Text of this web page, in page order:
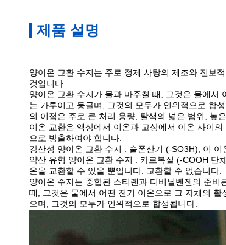
제품 설명
양이온 교환 수지는 주로 정제 사탕의 제조와 진보
것입니다.
양이온 교환 수지가 물과 마주칠 때, 그것은 물에서
는 가루이고 둥글며, 그것의 모두가 인위적으로 합
의 이점은 주로 큰 처리 용량, 탈색의 넓은 범위, 높
이온 교환은 액상에서 이온과 고상에서 이온 사이
으로 방출하여야 합니다.
강산성 양이온 교환 수지 : 술폰산기 (-SO3H), 이
약산 유형 양이온 교환 수지 : 카르복실 (-COOH 단
온을 교환할 수 있을 뿐입니다. 교환할 수 없습니다.
양이온 수지는 중합된 스티렌과 디비닐벤젠의 준
때, 그것은 물에서 어떤 전기 이온으로 그 자체의
으며, 그것의 모두가 인위적으로 합성됩니다.